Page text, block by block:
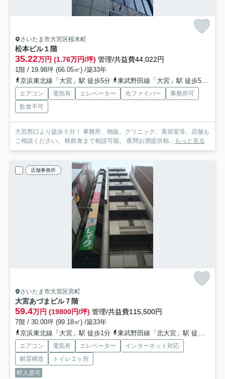
さいたま市大宮区桜木町
松本ビル１階
35.22万円 (1.76万円/坪) 管理/共益費44,022円
1階 / 19.98坪 (66.05㎡) /築33年
京浜東北線「大宮」駅 徒歩5分
東武野田線「大宮」駅 徒歩5分
エアコン 電気有 エレベーター 光ファイバー
事務所可
飲食不可
大宮西口より徒歩５分！ 事務所、物販、クリニック、美容室等、店舗も
ご相談ください。 軽飲食まで相談可能。 夜間お酒提供相... もっと見る
店舗事務所
さいたま市大宮区宮町
大宮あづまビル７階
59.4万円 (19800円/坪) 管理/共益費115,500円
7階 / 30.00坪 (99.18㎡) /築33年
京浜東北線「大宮」駅 徒歩1分
東武野田線「北大宮」駅 徒歩14分
エアコン 電気有 エレベーター
インターネット対応
耐震構造
トイレ２ヶ所
即入居可